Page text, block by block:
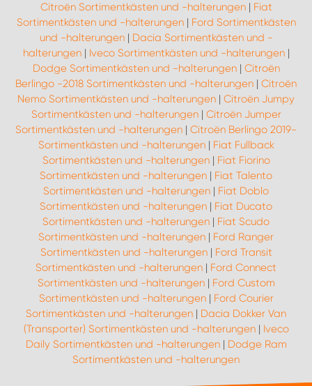
Citroën Sortimentkästen und -halterungen| Fiat
Sortimentkästen und -halterungen| Ford Sortimentkästen
und -halterungen| Dacia Sortimentkästen und -
halterungen| Iveco Sortimentkästen und -halterungen|
Dodge Sortimentkästen und -halterungen| Citroën
Berlingo -2018 Sortimentkästen und -halterungen | Citroën
Nemo Sortimentkästen und -halterungen | Citroën Jumpy
Sortimentkästen und -halterungen| Citroën Jumper
Sortimentkästen und -halterungen | Citroën Berlingo 2019-
Sortimentkästen und -halterungen| Fiat Fullback
Sortimentkästen und -halterungen| Fiat Fiorino
Sortimentkästen und -halterungen | Fiat Talento
Sortimentkästen und -halterungen | Fiat Doblo
Sortimentkästen und -halterungen | Fiat Ducato
Sortimentkästen und -halterungen | Fiat Scudo
Sortimentkästen und -halterungen | Ford Ranger
Sortimentkästen und -halterungen| Ford Transit
Sortimentkästen und -halterungen | Ford Connect
Sortimentkästen und -halterungen| Ford Custom
Sortimentkästen und -halterungen| Ford Courier
Sortimentkästen und -halterungen | Dacia Dokker Van
(Transporter) Sortimentkästen und -halterungen| Iveco
Daily Sortimentkästen und -halterungen| Dodge Ram
Sortimentkästen und -halterungen